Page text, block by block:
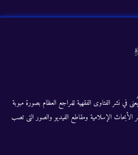
في نشر الفتاوى الفقهية للمراجع العظام بصورة مبوبة
الأبحاث الإسلامية ومقاطع الفيديو والصور التى تصب